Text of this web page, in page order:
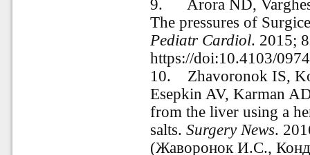
9.
Arora ND,
The pressures of
Pediatr Cardiol. 2015;
https://doi:10.4103/
10.
Zhavoronok IS,
Esepkin AV, Karman
from the liver using a
salts.SurgeryNews.
(Жаворонок И.С.,